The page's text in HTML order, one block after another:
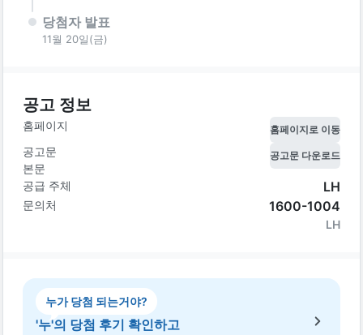
당첨자 발표
11월 20일(금)
공고 정보
홈페이지 홈페이지로 이동
공고문
본문
공고문 다운로드
공급 주체 LH
문의처 1600-1004
LH
누가 당첨 되는거야?
'누'의 당첨 후기 확인하고